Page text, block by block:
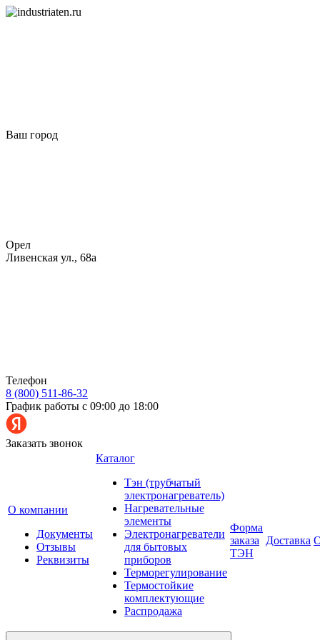
Ваш город
Орел
Ливенская ул., 68а
Телефон
8 (800) 511-86-32
График работы с 09:00 до 18:00
Заказать звонок
О компании
Документы
Отзывы
Реквизиты
Каталог
Тэн (трубчатый
электронагреватель)
Нагревательные
элементы
Электронагреватели
для бытовых
приборов
Терморегулирование
Термостойкие
комплектующие
Распродажа
Форма
заказа
ТЭН
Доставка